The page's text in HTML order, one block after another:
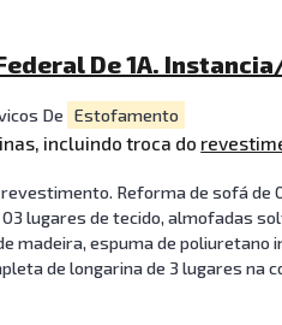
De 1A.
De Estofamento
incluindo troca do
Reforma de sofá
lugares de tecido, almofadas
madeira, espuma de
de longarina de 3 lugares na